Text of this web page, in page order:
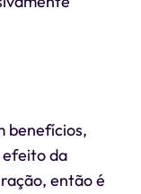
benefícios,
efeito da
então é